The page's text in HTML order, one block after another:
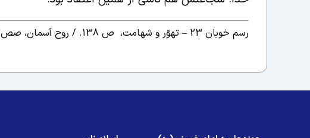
رسم خوبان 23 – تهوّر و شهامت، ص 138. / روح آسمان، صص 106